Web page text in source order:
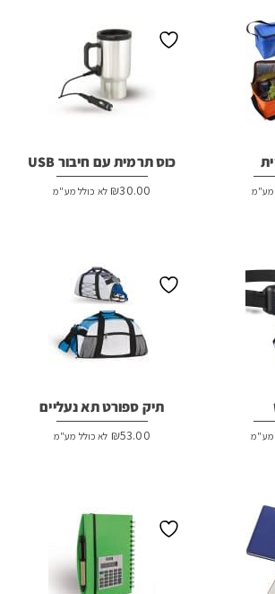
מע"מ
כוס תרמית עם חיבור USB
₪30.00 לא כולל מע"מ
מע"מ
תיק ספורט תא נעליים
₪53.00 לא כולל מע"מ